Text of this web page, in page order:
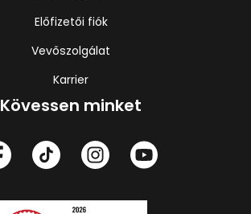
Előfizetői fiók
Vevőszolgálat
Karrier
Kövessen minket